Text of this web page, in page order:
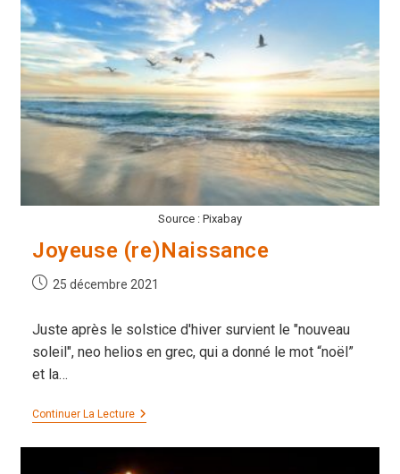
Source : Pixabay
Joyeuse (re)Naissance
Publication
25 décembre 2021
Juste après le solstice d'hiver survient le "nouveau
soleil", neo helios en grec, qui a donné le mot “noël”
et la…
Continuer La LectureJoyeuse